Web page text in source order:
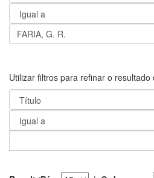
Utilizar filtros para refinar o resultado